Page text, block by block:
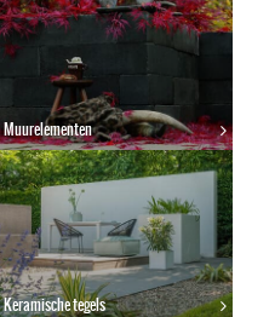
Muurelementen
Keramische tegels